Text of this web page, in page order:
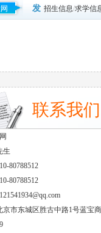
发 招生信息/求学信
联系我们
生
80788512
80788512
京市东城区胜古中路1号蓝宝